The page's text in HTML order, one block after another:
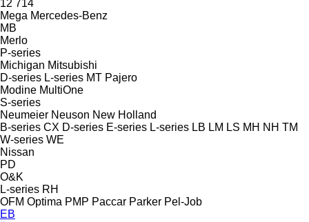
12 714
Mega Mercedes-Benz
MB
Merlo
P-series
Michigan Mitsubishi
D-series L-series MT Pajero
Modine MultiOne
S-series
Neumeier Neuson New Holland
B-series CX D-series E-series L-series LB LM LS MH NH TM
W-series WE
Nissan
PD
O&K
L-series RH
OFM Optima PMP Paccar Parker Pel-Job
EB